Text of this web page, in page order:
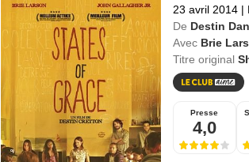
23 avril 2014 |
De Destin
Avec Brie
Titre original
Presse
4,0